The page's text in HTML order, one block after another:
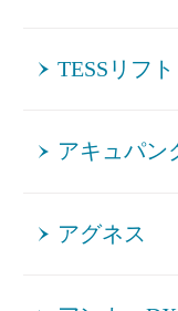
TESSリフ
アキュパン
アグネス